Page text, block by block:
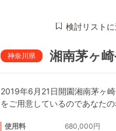
検討リスト
神奈川県 湘南茅ヶ
2019年6月21日開園湘南茅ヶ
をご用意しているのであなた
使用料
680,000円